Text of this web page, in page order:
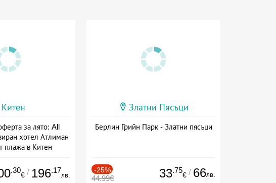
Китен
за лято: All
хотел Атлиман
плажа в Китен
.30
€ / 196.17
лв.
Златни Пясъци
Берлин Грийн Парк - Златни пясъци
-25%
44.99€ 33.75
€ / 66лв.